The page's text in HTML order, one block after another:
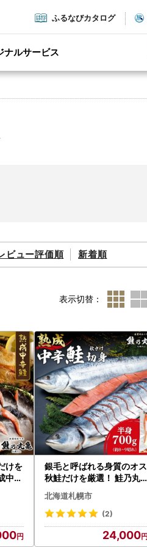
ふるなびカタログ
ナルサービス
ビュー評価順 新着順
表示切替：
けを
中辛
銀毛と呼ばれる身質のオス
秋鮭だけを厳選！ 鮭乃丸
亀 熟成 中辛 鮭 （秋さけ）
切身 半身 約700g 冷凍 札
幌 北海道 冷凍 お取り寄せ
魚介 魚 しゃけ 水産
北海道札幌市
(2)
24,000